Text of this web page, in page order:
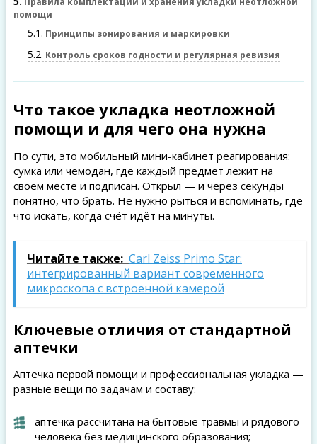
помощи
5.1 Принципы зонирования и маркировки
5.2 Контроль сроков годности и регулярная ревизия
Что такое укладка неотложной
помощи и для чего она нужна
По сути, это мобильный мини-кабинет реагирования:
сумка или чемодан, где каждый предмет лежит на
своём месте и подписан. Открыл — и через секунды
понятно, что брать. Не нужно рыться и вспоминать, где
что искать, когда счёт идёт на минуты.
Читайте также: Carl Zeiss Primo Star:
интегрированный вариант современного
микроскопа с встроенной камерой
Ключевые отличия от стандартной
аптечки
Аптечка первой помощи и профессиональная укладка —
разные вещи по задачам и составу:
аптечка рассчитана на бытовые травмы и рядового
человека без медицинского образования;